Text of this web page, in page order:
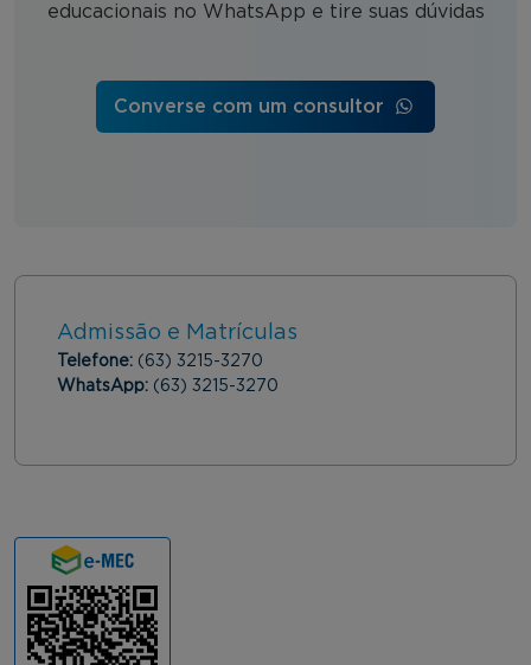
educacionais no WhatsApp e tire suas dúvidas
Converse com um consultor
Admissão e Matrículas
Telefone: (63) 3215-3270
WhatsApp: (63) 3215-3270